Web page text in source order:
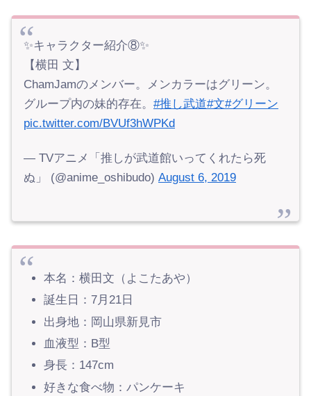
✨キャラクター紹介⑧✨
【横田 文】
ChamJamのメンバー。メンカラーはグリーン。
グループ内の妹的存在。 #推し武道#文#グリーン
pic.twitter.com/BVUf3hWPKd
— TVアニメ「推しが武道館いってくれたら死
ぬ」 (@anime_oshibudo) August 6, 2019
本名：横田文（よこたあや）
誕生日：7月21日
出身地：岡山県新見市
血液型：B型
身長：147cm
好きな食べ物：パンケーキ